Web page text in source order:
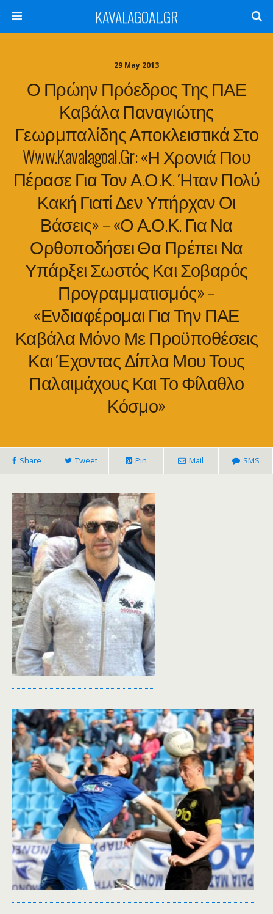
KAVALAGOAL.GR
29 May 2013
Ο Πρώην Πρόεδρος Της ΠΑΕ
Καβάλα Παναγιώτης
Γεωρμπαλίδης Αποκλειστικά Στο
Www.kavalagoal.gr: «Η Χρονιά Που
Πέρασε Για Τον Α.Ο.Κ. Ήταν Πολύ
Κακή Γιατί Δεν Υπήρχαν Οι
Βάσεις» – «Ο Α.Ο.Κ. Για Να
Ορθοποδήσει Θα Πρέπει Να
Υπάρξει Σωστός Και Σοβαρός
Προγραμματισμός» –
«Ενδιαφέρομαι Για Την ΠΑΕ
Καβάλα Μόνο Με Προϋποθέσεις
Και Έχοντας Δίπλα Μου Τους
Παλαιμάχους Και Το Φίλαθλο
Κόσμο»
Share Tweet Pin Mail SMS